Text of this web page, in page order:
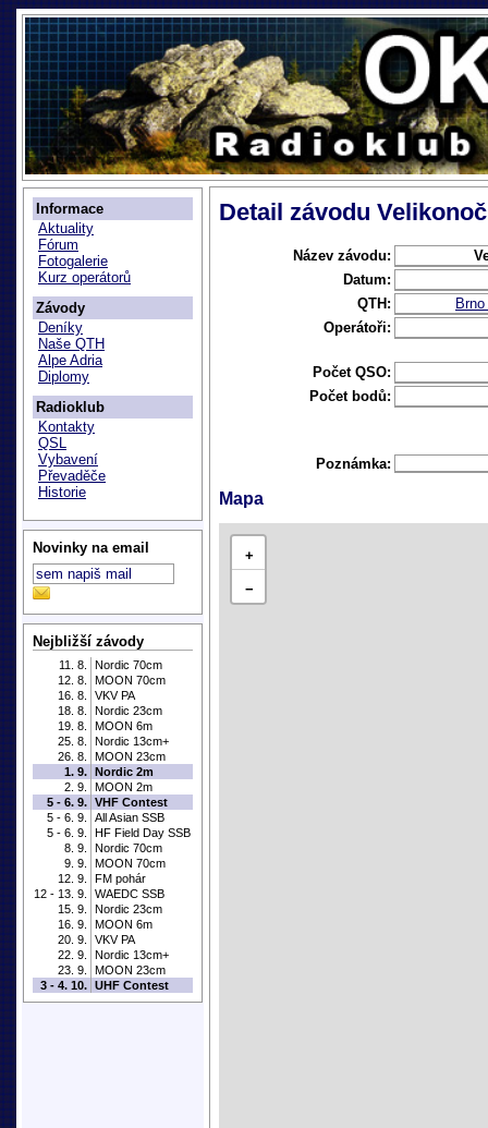
Informace
Aktuality
Fórum
Fotogalerie
Kurz operátorů
Závody
Deníky
Naše QTH
Alpe Adria
Diplomy
Radioklub
Kontakty
QSL
Vybavení
Převaděče
Historie
Novinky na email
Nejbližší závody
11. 8.
Nordic 70cm
12. 8.
MOON 70cm
16. 8.
VKV PA
18. 8.
Nordic 23cm
19. 8.
MOON 6m
25. 8.
Nordic 13cm+
26. 8.
MOON 23cm
1. 9. Nordic 2m
2. 9.
MOON 2m
5 - 6. 9. VHF Contest
5 - 6. 9.
All Asian SSB
5 - 6. 9.
HF Field Day SSB
8. 9.
Nordic 70cm
9. 9.
MOON 70cm
12. 9.
FM pohár
12 - 13. 9.
WAEDC SSB
15. 9.
Nordic 23cm
16. 9.
MOON 6m
20. 9.
VKV PA
22. 9.
Nordic 13cm+
23. 9.
MOON 23cm
3 - 4. 10. UHF Contest
Detail závodu
Název závodu:
Datum:
QTH:
Operátoři:
Počet QSO:
Počet bodů:
Poznámka:
Mapa
+
−